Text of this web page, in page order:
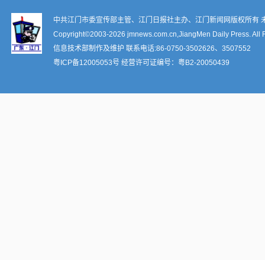
中共江门市委宣传部主管、江门日报社主办、江门新闻网版权所有
Copyright©2003-2026 jmnews.com.cn,JiangMen Daily Press. All
信息技术部制作及维护 联系电话:86-0750-3502626、3507552
粤ICP备12005053号 经营许可证编号： 粤B2-20050439